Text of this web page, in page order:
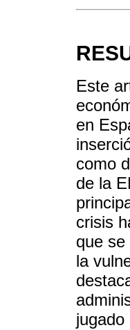
Este
en
como
de la
crisis
que
la